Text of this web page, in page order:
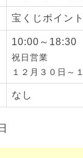
宝くじポイン
10:00～18:30
祝日営業
１２月３０日～
なし